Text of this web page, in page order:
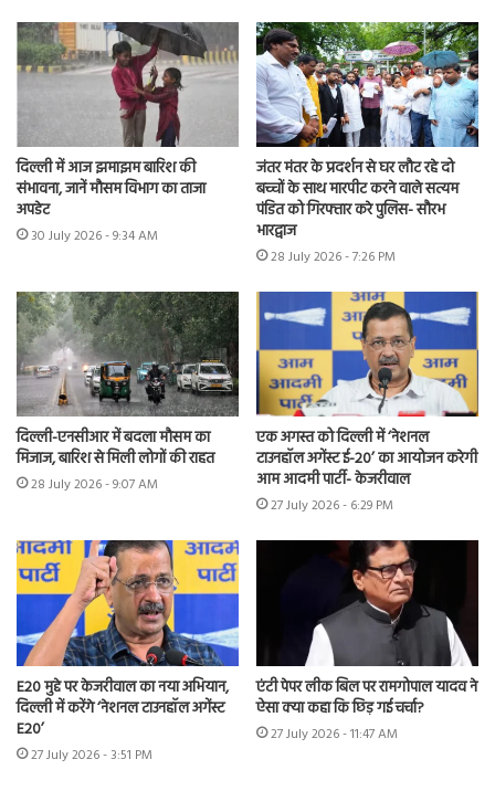
दिल्ली में आज झमाझम बारिश की
संभावना, जानें मौसम विभाग का ताजा
अपडेट
30 July 2026 - 9:34 AM
जंतर मंतर के प्रदर्शन से घर लौट रहे दो
बच्चों के साथ मारपीट करने वाले सत्यम
पंडित को गिरफ्तार करे पुलिस- सौरभ
भारद्वाज
28 July 2026 - 7:26 PM
दिल्ली-एनसीआर में बदला मौसम का
मिजाज, बारिश से मिली लोगों की राहत
28 July 2026 - 9:07 AM
एक अगस्त को दिल्ली में ‘नेशनल
टाउनहॉल अगेंस्ट ई-20’ का आयोजन करेगी
आम आदमी पार्टी- केजरीवाल
27 July 2026 - 6:29 PM
E20 मुद्दे पर केजरीवाल का नया अभियान,
दिल्ली में करेंगे ‘नेशनल टाउनहॉल अगेंस्ट
E20’
27 July 2026 - 3:51 PM
एंटी पेपर लीक बिल पर रामगोपाल यादव ने
ऐसा क्या कहा कि छिड़ गई चर्चा?
27 July 2026 - 11:47 AM